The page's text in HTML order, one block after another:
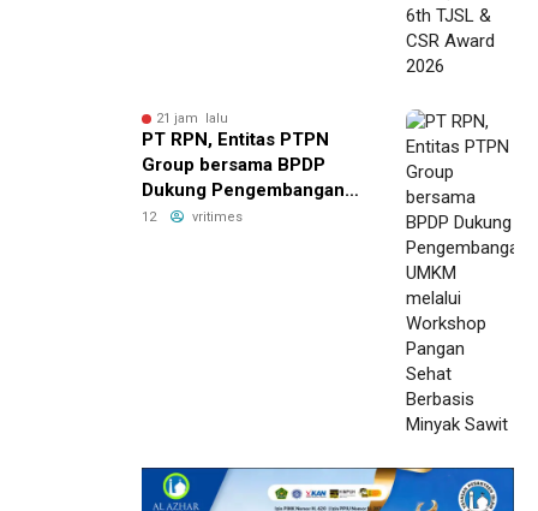
21 jam lalu
PT RPN, Entitas PTPN
Group bersama BPDP
Dukung Pengembangan
UMKM melalui Workshop
12 vritimes